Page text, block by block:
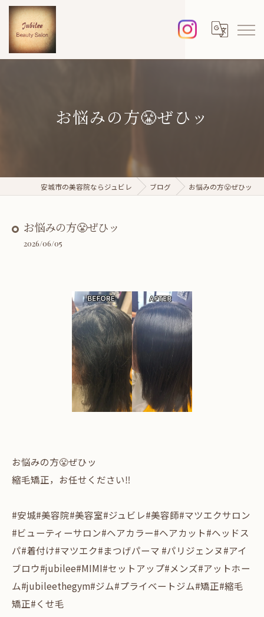
お悩みの方😤ぜひッ
安城市の美容院ならジュビレ ブログ お悩みの方😤ぜひッ
お悩みの方😤ぜひッ
2026/06/05
お悩みの方😤ぜひッ
縮毛矯正，お任せください‼️
#安城#美容院#美容室#ジュビレ#美容師#マツエクサロン
#ビューティーサロン#ヘアカラー#ヘアカット#ヘッドス
パ#着付け#マツエク#まつげパーマ #パリジェンヌ#アイ
ブロウ#jubilee#MIMI#セットアップ#メンズ#アットホー
ム#jubileethegym#ジム#プライベートジム#矯正#縮毛
矯正#くせ毛